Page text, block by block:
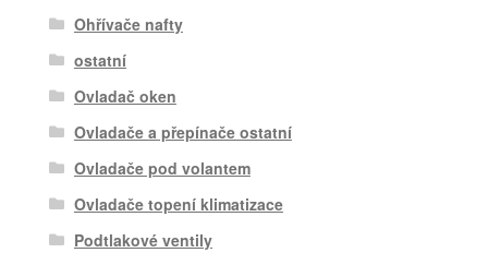
Ohřívače nafty
ostatní
Ovladač oken
Ovladače a přepínače ostatní
Ovladače pod volantem
Ovladače topení klimatizace
Podtlakové ventily